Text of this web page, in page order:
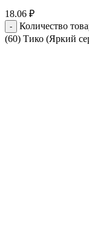
18.06 ₽
Количество
(60) Тико (Яркий